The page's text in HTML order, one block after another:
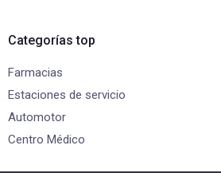
Categorías top
Farmacias
Estaciones de servicio
Automotor
Centro Médico